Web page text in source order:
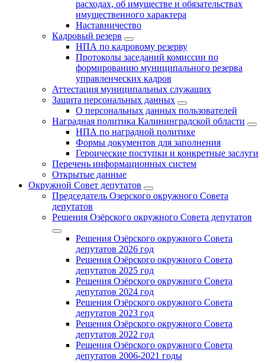
расходах, об имуществе и обязательствах
имущественного характера
Наставничество
Кадровый резерв
НПА по кадровому резерву
Протоколы заседаний комиссии по
формированию муниципального резерва
управленческих кадров
Аттестация муниципальных служащих
Защита персональных данных
О персональных данных пользователей
Наградная политика Калининградской области
НПА по наградной политике
Формы документов для заполнения
Героические поступки и конкретные заслуги
Перечень информационных систем
Открытые данные
Окружной Совет депутатов
Председатель Озерского окружного Совета
депутатов
Решения Озёрского окружного Совета депутатов
Решения Озёрского окружного Совета
депутатов 2026 год
Решения Озёрского окружного Совета
депутатов 2025 год
Решения Озёрского окружного Совета
депутатов 2024 год
Решения Озёрского окружного Совета
депутатов 2023 год
Решения Озёрского окружного Совета
депутатов 2022 год
Решения Озёрского окружного Совета
депутатов 2006-2021 годы